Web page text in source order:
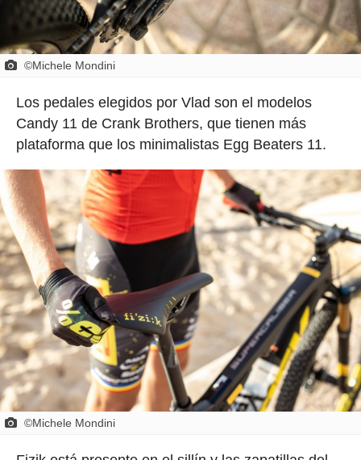
©Michele Mondini
Los pedales elegidos por Vlad son el modelos
Candy 11 de Crank Brothers, que tienen más
plataforma que los minimalistas Egg Beaters 11.
©Michele Mondini